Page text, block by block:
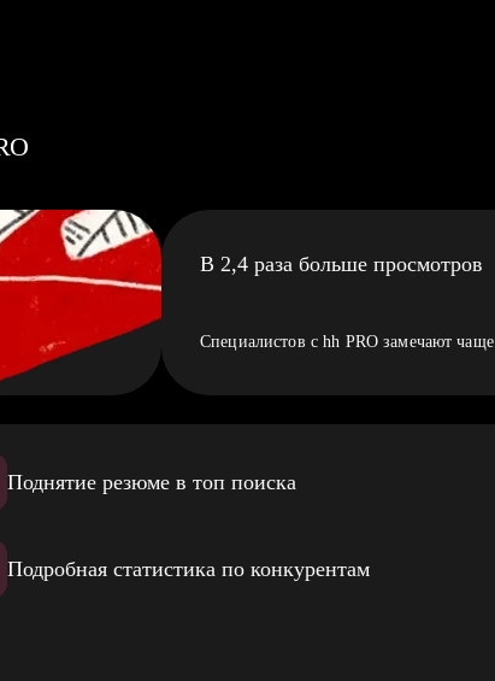
В 2,4 раза больше просмотров
Специалистов с hh PRO замечают чаще
Поднятие резюме в топ поиска
Подробная статистика по конкурентам